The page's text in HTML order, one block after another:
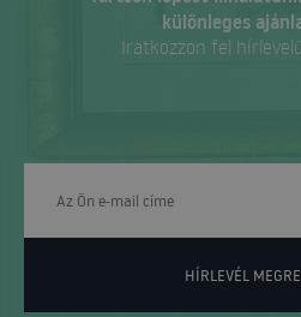
különleges
Iratkozzon fel
HÍRLEVÉL